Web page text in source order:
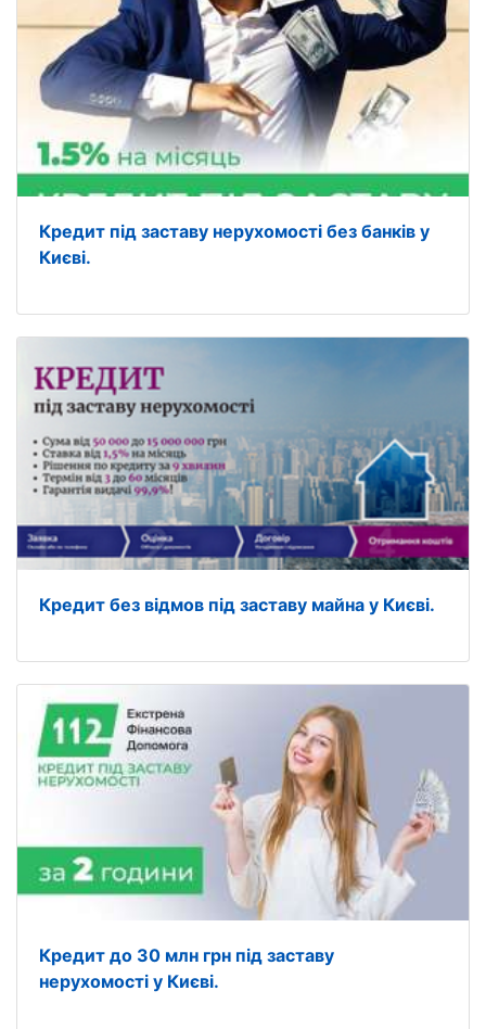
Кредит під заставу нерухомості без банків у
Києві.
Кредит без відмов під заставу майна у Києві.
Кредит до 30 млн грн під заставу
нерухомості у Києві.